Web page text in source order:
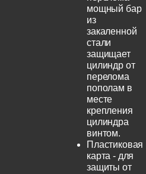
мощный бар
из
закаленной
стали
защищает
цилиндр от
перелома
пополам в
месте
крепления
цилиндра
винтом.
Пластиковая
карта - для
защиты от